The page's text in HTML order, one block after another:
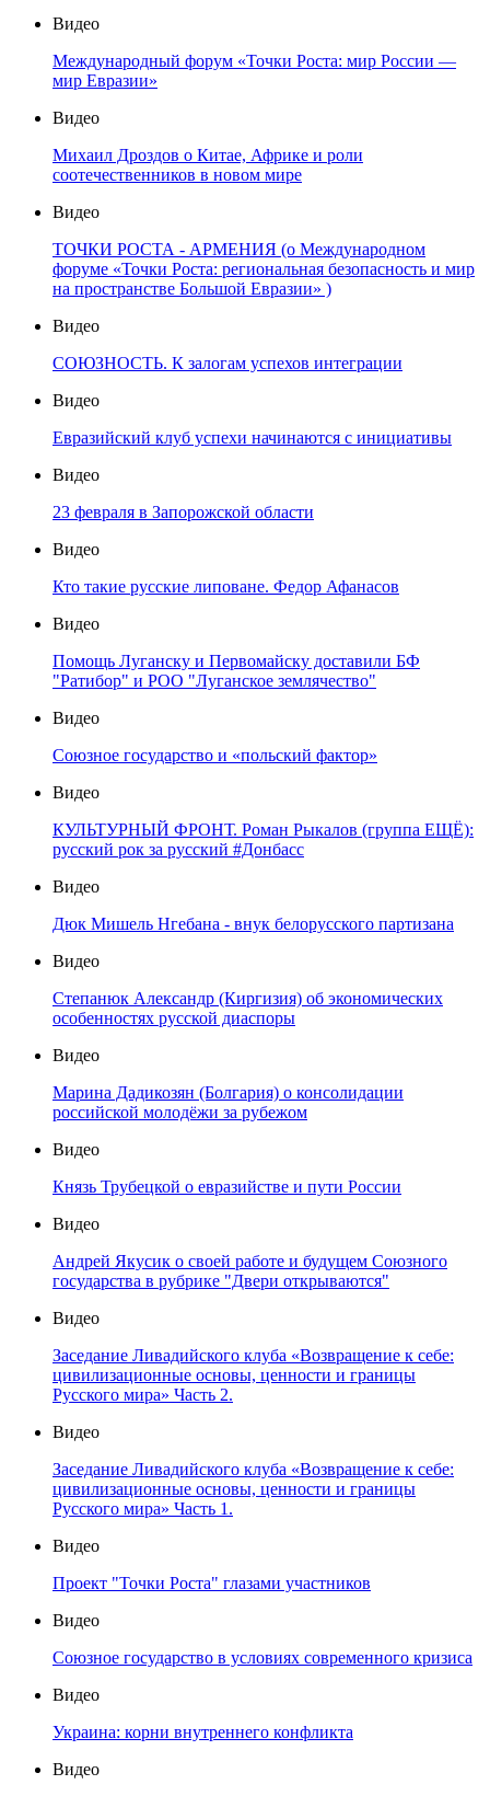
Видео
Международный форум «Точки Роста: мир России —
мир Евразии»
Видео
Михаил Дроздов о Китае, Африке и роли
соотечественников в новом мире
Видео
ТОЧКИ РОСТА - АРМЕНИЯ (о Международном
форуме «Точки Роста: региональная безопасность и мир
на пространстве Большой Евразии» )
Видео
СОЮЗНОСТЬ. К залогам успехов интеграции
Видео
Евразийский клуб успехи начинаются с инициативы
Видео
23 февраля в Запорожской области
Видео
Кто такие русские липоване. Федор Афанасов
Видео
Помощь Луганску и Первомайску доставили БФ
"Ратибор" и РОО "Луганское землячество"
Видео
Союзное государство и «польский фактор»
Видео
КУЛЬТУРНЫЙ ФРОНТ. Роман Рыкалов (группа ЕЩЁ):
русский рок за русский #Донбасс
Видео
Дюк Мишель Нгебана - внук белорусского партизана
Видео
Степанюк Александр (Киргизия) об экономических
особенностях русской диаспоры
Видео
Марина Дадикозян (Болгария) о консолидации
российской молодёжи за рубежом
Видео
Князь Трубецкой о евразийстве и пути России
Видео
Андрей Якусик о своей работе и будущем Союзного
государства в рубрике "Двери открываются"
Видео
Заседание Ливадийского клуба «Возвращение к себе:
цивилизационные основы, ценности и границы
Русского мира» Часть 2.
Видео
Заседание Ливадийского клуба «Возвращение к себе:
цивилизационные основы, ценности и границы
Русского мира» Часть 1.
Видео
Проект "Точки Роста" глазами участников
Видео
Союзное государство в условиях современного кризиса
Видео
Украина: корни внутреннего конфликта
Видео